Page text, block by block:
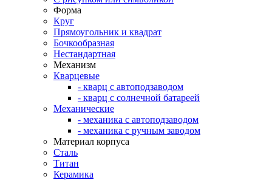
Форма
Круг
Прямоугольник и квадрат
Бочкообразная
Нестандартная
Механизм
Кварцевые
- кварц с автоподзаводом
- кварц с солнечной батареей
Механические
- механика с автоподзаводом
- механика с ручным заводом
Материал корпуса
Сталь
Титан
Керамика